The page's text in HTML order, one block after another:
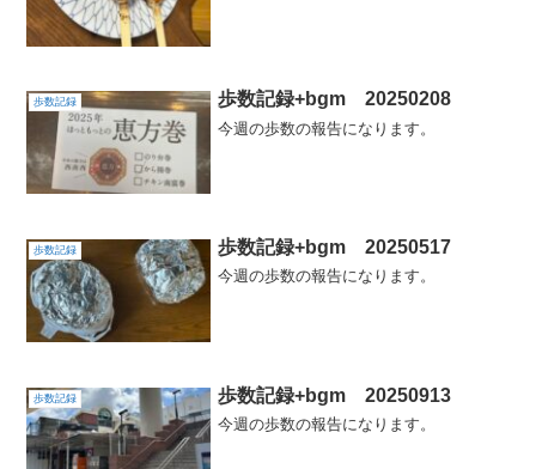
歩数記録 歩数記録+bgm 20250208
今週の歩数の報告になります。
歩数記録 歩数記録+bgm 20250517
今週の歩数の報告になります。
歩数記録 歩数記録+bgm 20250913
今週の歩数の報告になります。